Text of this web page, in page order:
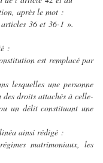
après le mot :
36 et 36-1 ».
:
est remplacé par
lesquelles une personne
droits attachés à celle-
un délit constituant une
ainsi rédigé :
matrimoniaux, les